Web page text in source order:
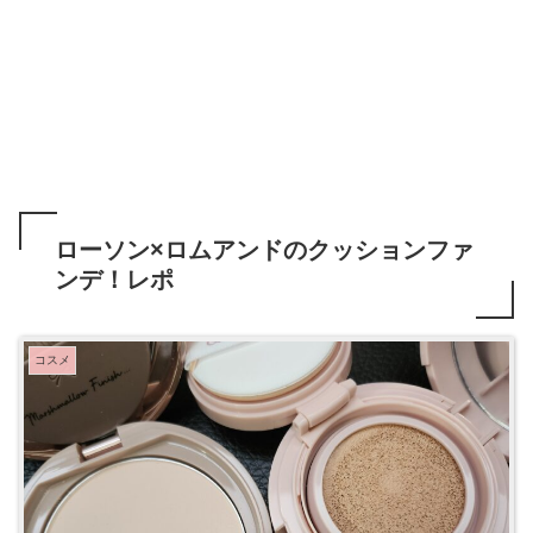
ローソン×ロムアンドのクッションファ
ンデ！レポ
コスメ